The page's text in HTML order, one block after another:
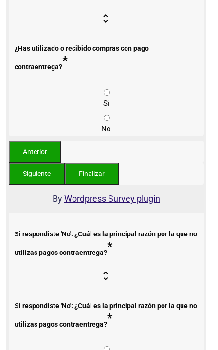
¿Has utilizado o recibido compras con pago
contraentrega?*
Sí
No
ByWordpress Survey plugin
Si respondiste 'No': ¿Cuál es la principal razón por la que no
utilizas pagos contraentrega?*
Si respondiste 'No': ¿Cuál es la principal razón por la que no
utilizas pagos contraentrega?*